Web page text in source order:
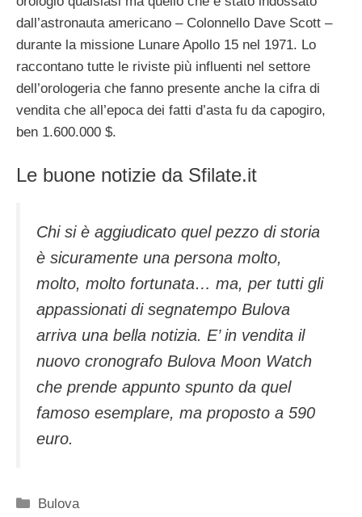
dall’astronauta americano – Colonnello Dave Scott –
durante la missione Lunare Apollo 15 nel 1971. Lo
raccontano tutte le riviste più influenti nel settore
dell’orologeria che fanno presente anche la cifra di
vendita che all’epoca dei fatti d’asta fu da capogiro,
ben 1.600.000 $.
Le buone notizie da Sfilate.it
Chi si è aggiudicato quel pezzo di storia
è sicuramente una persona molto,
molto, molto fortunata… ma, per tutti gli
appassionati di segnatempo Bulova
arriva una bella notizia. E’ in vendita il
nuovo cronografo Bulova Moon Watch
che prende appunto spunto da quel
famoso esemplare, ma proposto a 590
euro.
Categorie
Bulova